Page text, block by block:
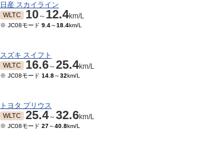
日産 スカイライン
WLTC 10～ 12.4km/L
※ JC08モード 9.4～18.4km/L
スズキ スイフト
WLTC 16.6～25.4km/L
※ JC08モード 14.8～32km/L
トヨタ プリウス
WLTC 25.4～32.6km/L
※ JC08モード 27～40.8km/L